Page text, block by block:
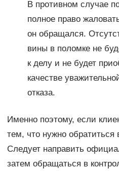
В противном случае
полное право
он обращался.
вины в поломке не
к делу и не будет
качестве
отказа.
Именно поэтому, если
тем, что нужно
Следует направить
затем обращаться в